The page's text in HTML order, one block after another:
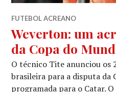
FUTEBOL ACREANO
Weverton: um
da Copa do
O técnico Tite anunciou os
brasileira para a disputa da
programada para o Catar.